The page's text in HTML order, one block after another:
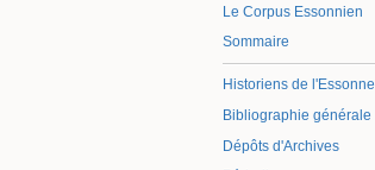
Le Corpus Essonnien
Sommaire
Historiens de l'Essonne
Bibliographie générale
Dépôts d'Archives